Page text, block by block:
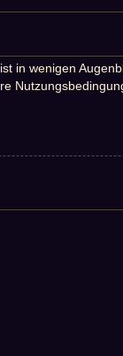
wenigen